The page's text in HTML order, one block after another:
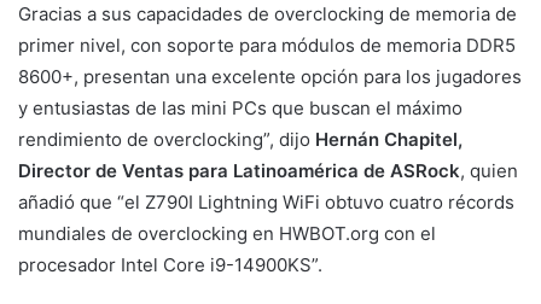
Gracias a sus capacidades de overclocking de memoria de
primer nivel, con soporte para módulos de memoria DDR5
8600+, presentan una excelente opción para los jugadores
y entusiastas de las mini PCs que buscan el máximo
rendimiento de overclocking”, dijo Hernán Chapitel,
Director de Ventas para Latinoamérica de ASRock, quien
añadió que “el Z790I Lightning WiFi obtuvo cuatro récords
mundiales de overclocking en HWBOT.org con el
procesador Intel Core i9-14900KS”.